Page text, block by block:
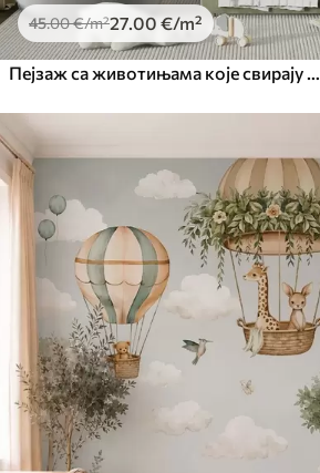
45.00€/m²27.00 €/m²
Пејзаж са животињама које свирају музичке инструменте